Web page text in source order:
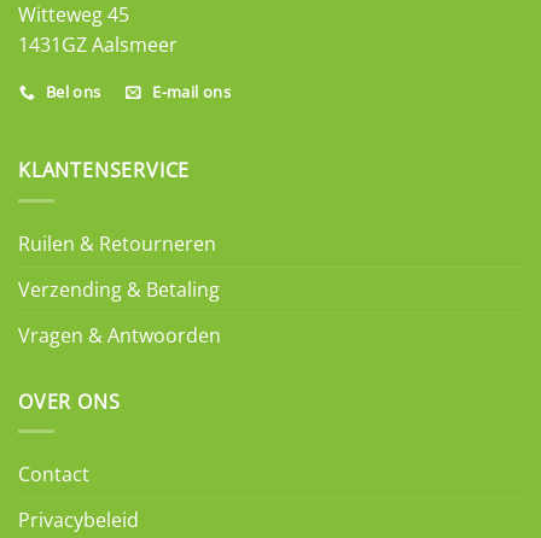
Witteweg 45
1431GZ Aalsmeer
Bel ons E-mail ons
KLANTENSERVICE
Ruilen & Retourneren
Verzending & Betaling
Vragen & Antwoorden
OVER ONS
Contact
Privacybeleid